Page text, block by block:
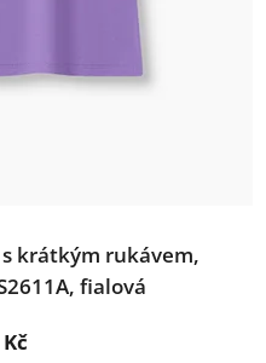
krátkým rukávem,
fialová